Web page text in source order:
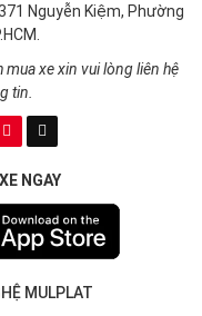
Nguyễn Kiệm, Phường
mua xe xin vui lòng liên hệ
tin.
NGAY
MULPLAT